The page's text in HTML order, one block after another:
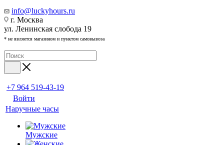
info@luckyhours.ru
г. Москва
ул. Ленинская слобода 19
* не является магазином и пунктом самовывоза
+7 964 519-43-19
Войти
Наручные часы
Мужские